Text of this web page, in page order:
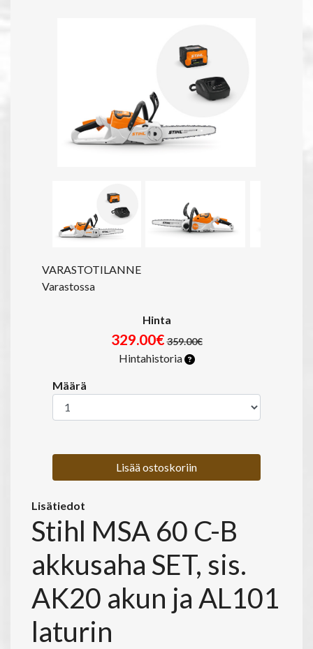
VARASTOTILANNE
Varastossa
Hinta
329.00€ 359.00€
Hintahistoria
Määrä
Lisää ostoskoriin
Lisätiedot
Stihl MSA 60 C-B
akkusaha SET, sis.
AK20 akun ja AL101
laturin